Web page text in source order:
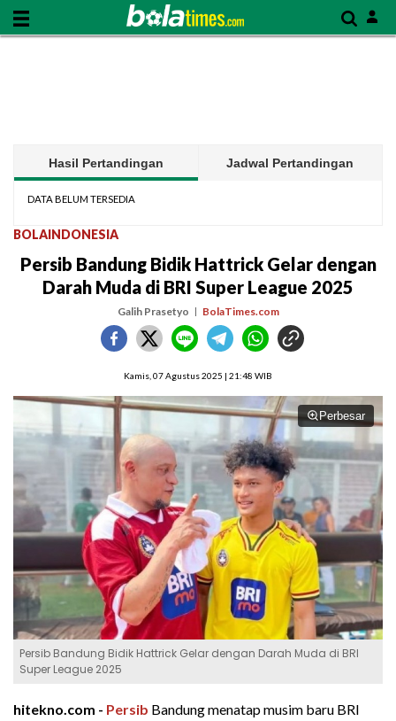
Hasil Pertandingan Jadwal Pertandingan
DATA BELUM TERSEDIA
BOLAINDONESIA
Persib Bandung Bidik Hattrick Gelar dengan
Darah Muda di BRI Super League 2025
Galih Prasetyo BolaTimes.com
Kamis, 07 Agustus 2025 | 21:48 WIB
Perbesar
Persib Bandung Bidik Hattrick Gelar dengan Darah Muda di BRI
Super League 2025
hitekno.com - Persib Bandung menatap musim baru BRI